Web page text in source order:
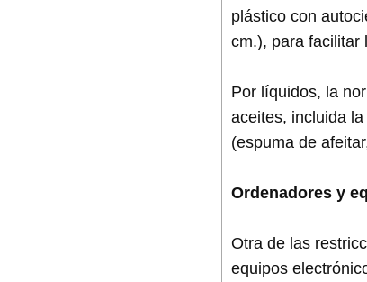
plástico con
cm.), para facilitar
Por líquidos, la
aceites, incluida
(espuma de
Ordenadores y
Otra de las
equipos